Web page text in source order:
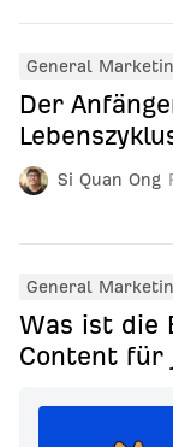
Si Quan Ong
General
Der
General
Was ist die
Content für